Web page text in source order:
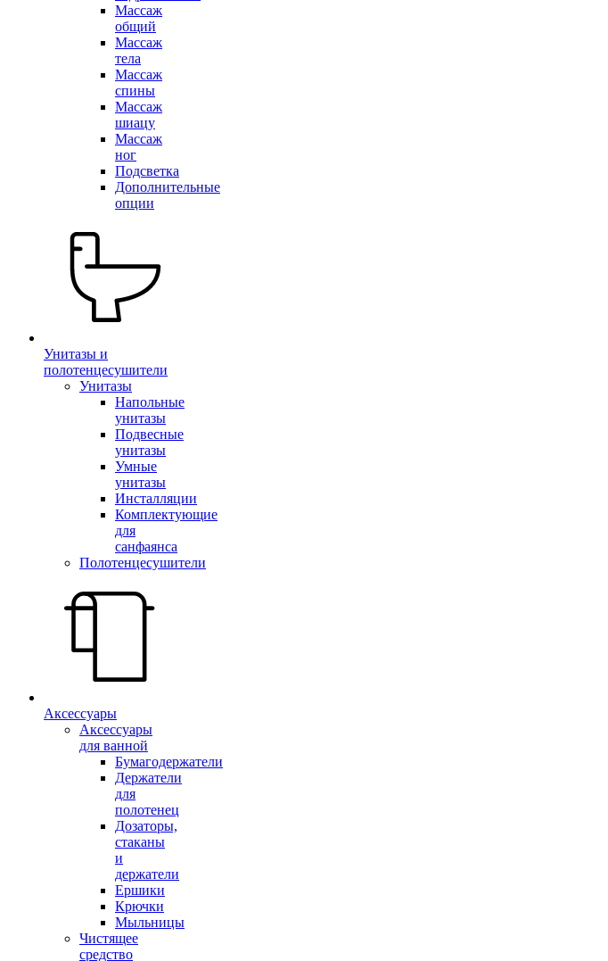
Массаж
общий
Массаж
тела
Массаж
спины
Массаж
шиацу
Массаж
ног
Подсветка
Дополнительные
опции
Унитазы и
полотенцесушители
Унитазы
Напольные
унитазы
Подвесные
унитазы
Умные
унитазы
Инсталляции
Комплектующие
для
санфаянса
Полотенцесушители
Аксессуары
Аксессуары
для ванной
Бумагодержатели
Держатели
для
полотенец
Дозаторы,
стаканы
и
держатели
Ершики
Крючки
Мыльницы
Чистящее
средство